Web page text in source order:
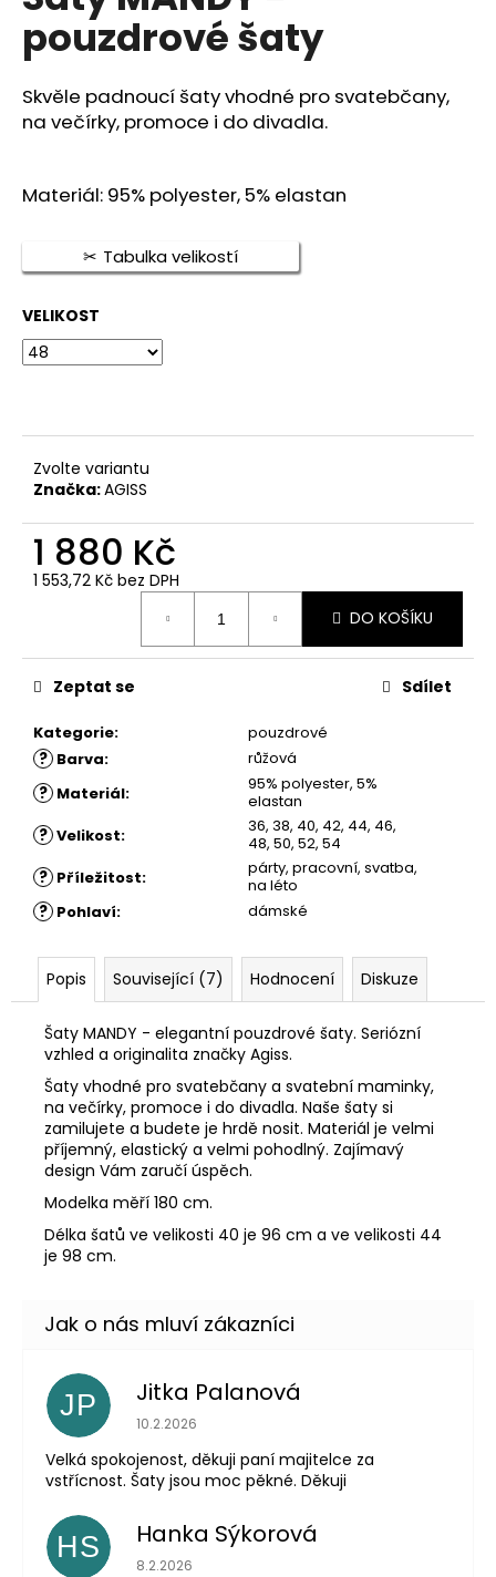
5
hvězdiček.
pouzdrové šaty
Skvěle padnoucí šaty vhodné pro svatebčany,
na večírky, promoce i do divadla.
Materiál: 95% polyester, 5% elastan
Tabulka velikostí
VELIKOST
Zvolte variantu
Značka:AGISS
1 880 Kč
1 553,72 Kč bez DPH
DO KOŠÍKU
Kategorie: pouzdrové
? Barva: růžová
? Materiál:
95% polyester, 5%
elastan
? Velikost:
36, 38, 40, 42, 44, 46,
48, 50, 52, 54
? Příležitost:
párty, pracovní, svatba,
na léto
? Pohlaví: dámské
Zeptat se Sdílet
Popis Související (7) Hodnocení Diskuze
Šaty MANDY - elegantní pouzdrové šaty. Seriózní
vzhled a originalita značky Agiss.
Šaty vhodné pro svatebčany a svatební maminky,
na večírky, promoce i do divadla. Naše šaty si
zamilujete a budete je hrdě nosit. Materiál je velmi
příjemný, elastický a velmi pohodlný. Zajímavý
design Vám zaručí úspěch.
Modelka měří 180 cm.
Délka šatů ve velikosti 40 je 96 cm a ve velikosti 44
je 98 cm.
JP Jitka Palanová
Hodnocení obchodu je 5 z 5 hvězdiček.
10.2.2026
Velká spokojenost, děkuji paní majitelce za
vstřícnost. Šaty jsou moc pěkné. Děkuji
HS Hanka Sýkorová
Hodnocení obchodu je 5 z 5 hvězdiček.
8.2.2026
a
j
í
t
HLEDAT
D
u
č
u
e
ŠATY
880
Kč